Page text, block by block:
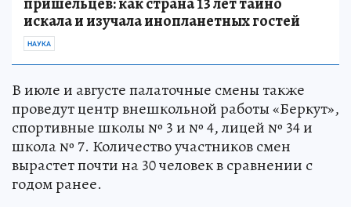
искала и изучала инопланетных гостей
НАУКА
В июле и августе палаточные смены также
проведут центр внешкольной работы «Беркут»,
спортивные школы № 3 и № 4, лицей № 34 и
школа № 7. Количество участников смен
вырастет почти на 30 человек в сравнении с
годом ранее.